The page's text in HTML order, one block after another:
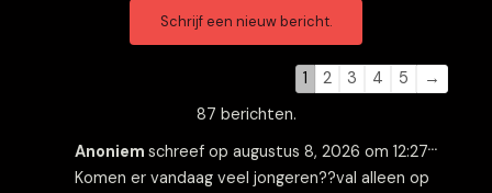
Navigatie
de
gastenboek-
1 2 3 4 5
→
87 berichten.
Anoniem schreef op augustus 8, 2026 om 12:27
Komen er vandaag veel jongeren??val alleen op
…deze
Navigatie
de
gastenboek-